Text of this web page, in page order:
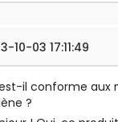
10-03 17:11:49
il conforme aux
?